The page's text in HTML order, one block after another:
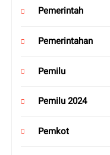
Pemerintah
Pemerintahan
Pemilu
Pemilu 2024
Pemkot